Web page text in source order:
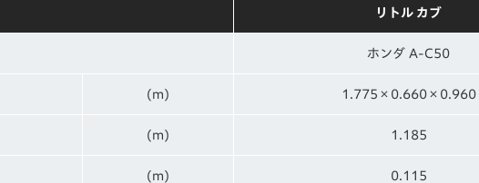
リトル カブ
ホンダ A-C50
(m) 1.775×0.660×0.960
(m) 1.185
(m) 0.115